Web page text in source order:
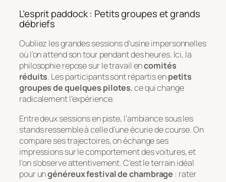
L’esprit paddock : Petits groupes et grands
débriefs
Oubliez les grandes sessions d’usine impersonnelles
où l’on attend son tour pendant des heures. Ici, la
philosophie repose sur le travail encomités
réduits. Les participants sont répartis enpetits
groupes de quelques pilotes, ce qui change
radicalement l’expérience.
Entre deux sessions en piste, l’ambiance sous les
stands ressemble à celle d’une écurie de course. On
compare ses trajectoires, on échange ses
impressions sur le comportement des voitures, et
l’on s’observe attentivement. C’est le terrain idéal
pour ungénéreux festival de chambrage : rater